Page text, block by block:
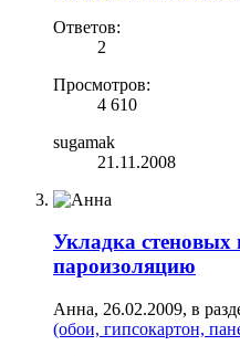
Ответов:
2
Просмотров:
4 610
sugamak
21.11.2008
Укладка стеновых
пароизоляцию
Анна, 26.02.2009, в
(обои, гипсокартон,